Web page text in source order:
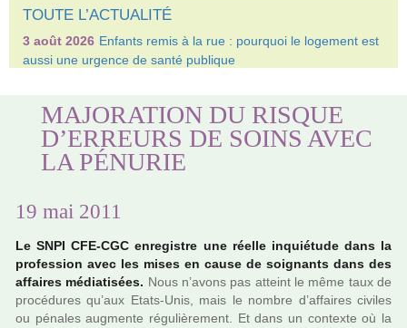
TOUTE L’ACTUALITÉ
3 août 2026 Enfants remis à la rue : pourquoi le logement est
aussi une urgence de santé publique
MAJORATION DU RISQUE
D’ERREURS DE SOINS AVEC
LA PÉNURIE
19 mai 2011
Le SNPI CFE-CGC enre­gis­tre une réelle inquié­tude dans la
pro­fes­sion avec les mises en cause de soi­gnants dans des
affai­res média­ti­sées. Nous n’avons pas atteint le même taux de
pro­cé­du­res qu’aux Etats-Unis, mais le nombre d’affai­res civi­les
ou péna­les aug­mente régu­liè­re­ment. Et dans un contexte où la